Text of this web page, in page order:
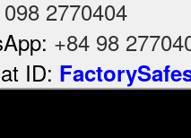
098 2770404
+84 98
ID: